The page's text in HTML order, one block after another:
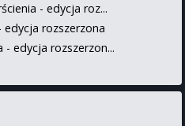
- edycja roz...
edycja rozszerzona
- edycja rozszerzon...